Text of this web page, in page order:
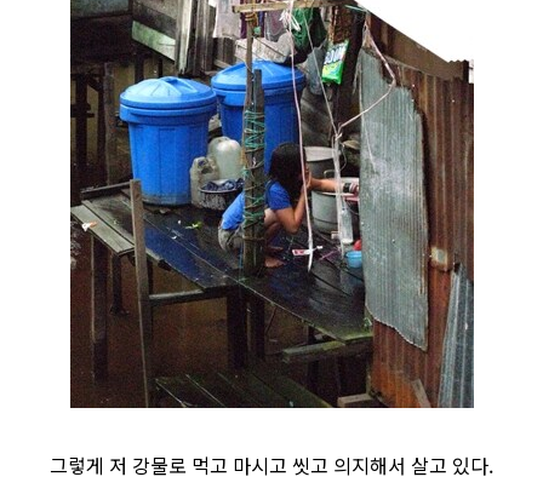
그렇게 저 강물로 먹고 마시고 씻고 의지해서 살고 있다.